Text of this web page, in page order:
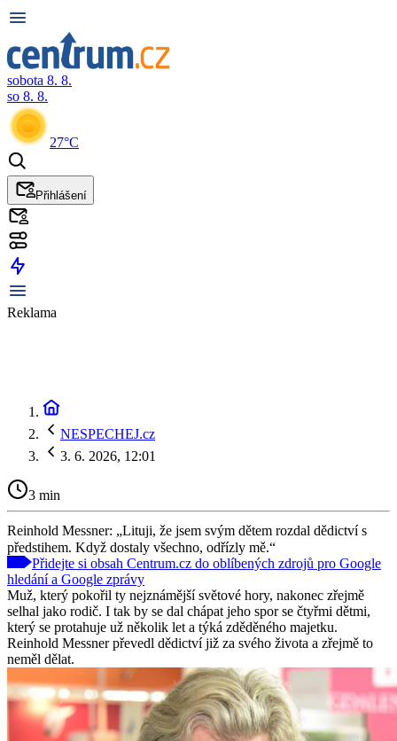
sobota 8. 8.
so 8. 8.
27°C
Přihlášení
Reklama
NESPECHEJ.cz
3. 6. 2026, 12:01
3 min
Reinhold Messner: „Lituji, že jsem svým dětem rozdal dědictví s
předstihem. Když dostaly všechno, odřízly mě.“
Přidejte si obsah Centrum.cz do oblíbených zdrojů pro Google
hledání a Google zprávy
Muž, který pokořil ty nejznámější světové hory, nakonec zřejmě
selhal jako rodič. I tak by se dal chápat jeho spor se čtyřmi dětmi,
který se protahuje už několik let a týká zděděného majetku.
Reinhold Messner převedl dědictví již za svého života a zřejmě to
neměl dělat.